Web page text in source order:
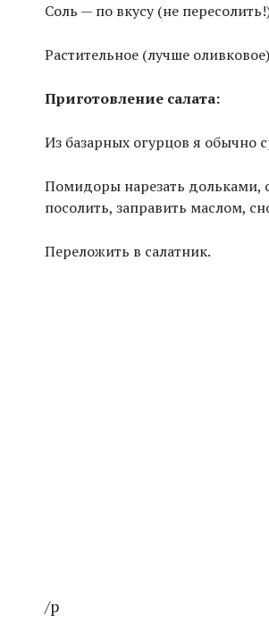
Соль — по вкусу (не
Растительное (лучше
Приготовление салата:
Из базарных огурцов я обычно
Помидоры нарезать дольками,
посолить, заправить маслом,
Переложить в салатник.
/p